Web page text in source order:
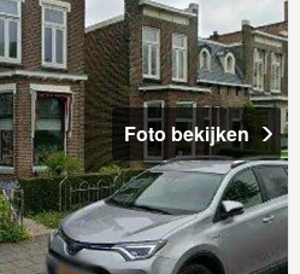
Foto bekijken